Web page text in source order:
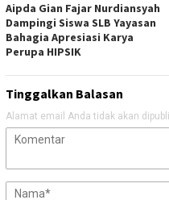
Aipda Gian Fajar Nurdiansyah
Dampingi Siswa SLB Yayasan
Bahagia Apresiasi Karya
Perupa HIPSIK
Tinggalkan Balasan
Alamat email Anda tidak akan